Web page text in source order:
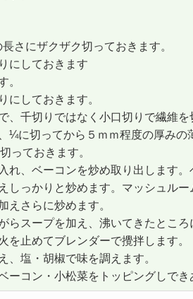
さにザクザク切っておきます。
にしておきます
。
しておきます。
、千切りではなく小口切りで繊維を
に切ってから５ｍｍ程度の厚みの
っておきます。
れ、ベーコンを炒め取り出します
しっかりと炒めます。マッシュルー
さらに炒めます。
スープを加え、沸いてきたところ
止めてブレンダーで攪拌します。
塩・胡椒で味を調えます。
コン・小松菜をトッピングしでき